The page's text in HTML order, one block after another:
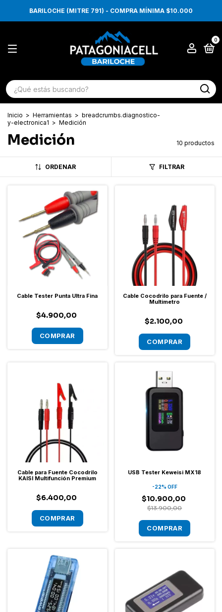
BARILOCHE (MITRE 791) - COMPRA MÍNIMA $10.000
0
Inicio > Herramientas > breadcrumbs.diagnostico-
y-electronica1 > Medición
Medición 10 productos
ORDENAR FILTRAR
Cable Tester Punta Ultra Fina
$4.900,00
Cable Cocodrilo para Fuente /
Multimetro
$2.100,00
Cable para Fuente Cocodrilo
KAISI Multifunción Premium
$6.400,00
USB Tester Keweisi MX18
-22% OFF
$10.900,00
$13.900,00